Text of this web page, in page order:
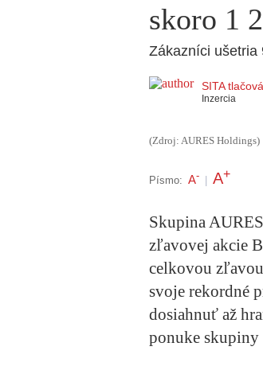
skoro 1
Zákazníci ušetria
SITA
Inzercia
(Zdroj: AURES Holdings)
Písmo: A- A+
Skupina
zľavovej akcie
celkovou
svoje rekordné
dosiahnuť až
ponuke skupiny